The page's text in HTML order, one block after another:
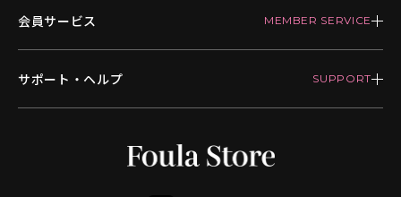
会員サービス
サポート・ヘルプ